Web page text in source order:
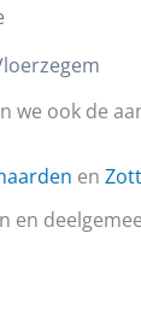
we ook de
en